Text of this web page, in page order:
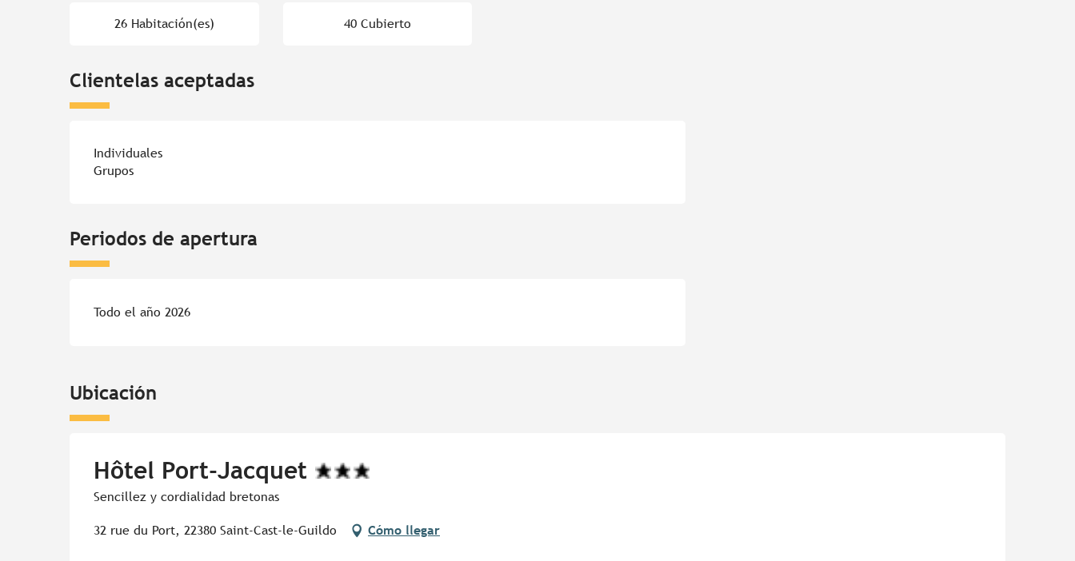
26 Habitación(es) 40 Cubierto
Clientelas aceptadas
Individuales
Grupos
Periodos de apertura
Todo el año 2026
Ubicación
Hôtel Port-Jacquet
Sencillez y cordialidad bretonas
32 rue du Port, 22380 Saint-Cast-le-Guildo Cómo llegar